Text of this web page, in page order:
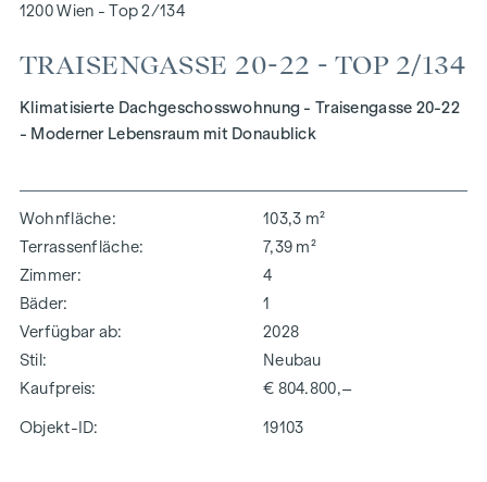
1200 Wien - Top 2/134
TRAISENGASSE 20-22 - TOP 2/134
Klimatisierte Dachgeschosswohnung - Traisengasse 20-22
- Moderner Lebensraum mit Donaublick
Wohnfläche
103,3 m²
Terrassenfläche
7,39 m²
Zimmer
4
Bäder
1
Verfügbar ab
2028
Stil
Neubau
Kaufpreis
€ 804.800,–
Objekt-ID: 19103